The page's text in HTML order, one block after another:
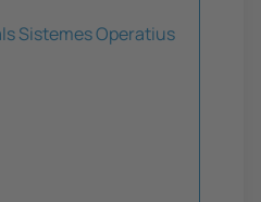
Sistemes Operatius